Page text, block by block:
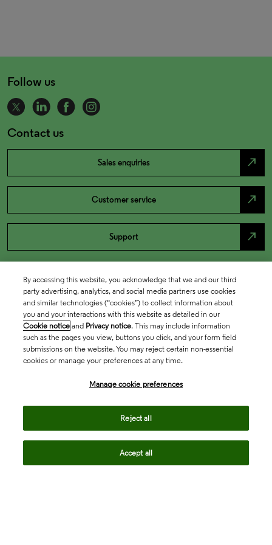
Follow us
Contact us
Sales enquiries north_east
Customer service north_east
Support north_east
By accessing this website, you acknowledge that we and our third
party advertising, analytics, and social media partners use cookies
and similar technologies (“cookies”) to collect information about
you and your interactions with this website as detailed in our
Cookie notice and Privacy notice. This may include information
such as the pages you view, buttons you click, and your form field
submissions on the website. You may reject certain non-essential
cookies or manage your preferences at any time.
Manage cookie preferences
Reject all
Accept all